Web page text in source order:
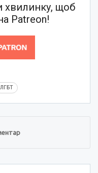
хвилинку, щоб
Patreon!
ЛГБТ